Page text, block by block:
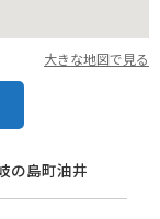
大きな地図で見る
の島町油井